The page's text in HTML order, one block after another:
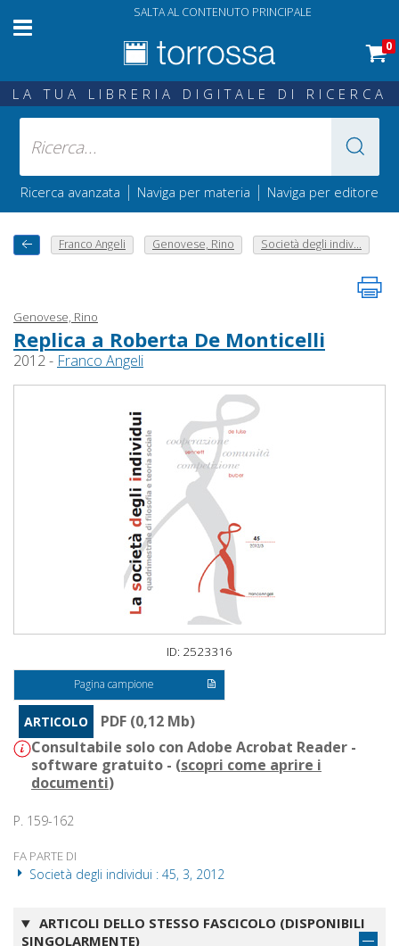
SALTA AL CONTENUTO PRINCIPALE
0
LA TUA LIBRERIA DIGITALE DI RICERCA
Ricerca avanzata | Naviga per materia | Naviga per editore
Franco Angeli Genovese, Rino Società degli indiv...
Genovese, Rino
Replica a Roberta De Monticelli
2012 - Franco Angeli
ID: 2523316
Pagina campione
ARTICOLO
PDF (0,12 Mb)
Consultabile solo con Adobe Acrobat Reader -
software gratuito - (scopri come aprire i
documenti)
P. 159-162
FA PARTE DI
Società degli individui : 45, 3, 2012
ARTICOLI DELLO STESSO FASCICOLO (DISPONIBILI
SINGOLARMENTE)